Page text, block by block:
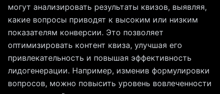
могут анализировать результаты квизов, выявляя,
какие вопросы приводят к высоким или низким
показателям конверсии. Это позволяет
оптимизировать контент квиза, улучшая его
привлекательность и повышая эффективность
лидогенерации. Например, изменив формулировки
вопросов, можно повысить уровень вовлеченности